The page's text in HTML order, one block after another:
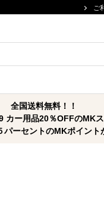
ご
全国送料無料！！
カー用品20％OFFのMKス
ーセントのMKポイント